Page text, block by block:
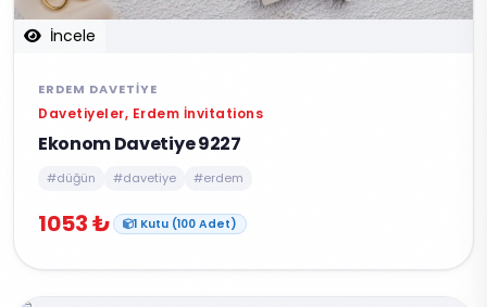
İncele
ERDEM DAVETIYE
Davetiyeler, Erdem İnvitations
Ekonom Davetiye 9227
#düğün #davetiye #erdem
1053 ₺ 1 Kutu (100 Adet)